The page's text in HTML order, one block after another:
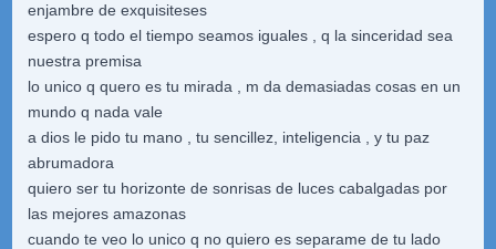
enjambre de exquisiteses
espero q todo el tiempo seamos iguales , q la sinceridad sea
nuestra premisa
lo unico q quero es tu mirada , m da demasiadas cosas en un
mundo q nada vale
a dios le pido tu mano , tu sencillez, inteligencia , y tu paz
abrumadora
quiero ser tu horizonte de sonrisas de luces cabalgadas por
las mejores amazonas
cuando te veo lo unico q no quiero es separame de tu lado